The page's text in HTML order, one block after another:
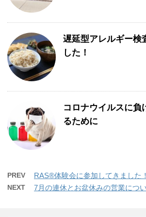
遅延型アレルギー検
した！
コロナウイルスに負
るために
PREV RAS®️体験会に参加してきました！
NEXT 7月の連休とお盆休みの営業につ